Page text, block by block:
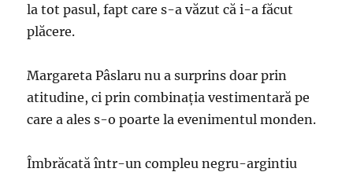
la tot pasul, fapt care s-a văzut că i-a făcut
plăcere.
Margareta Pâslaru nu a surprins doar prin
atitudine, ci prin combinația vestimentară pe
care a ales s-o poarte la evenimentul monden.
Îmbrăcată într-un compleu negru-argintiu